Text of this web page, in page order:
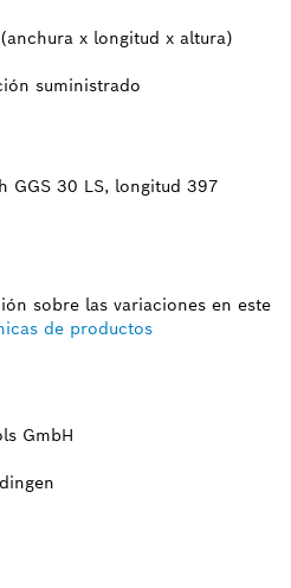
x longitud x altura)
suministrado
sobre las variaciones en este
de productos
GmbH